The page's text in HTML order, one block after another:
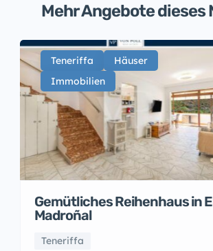
Mehr Angebote dieses
Teneriffa
Häuser
Immobilien
Gemütliches Reihenhaus in
Madroñal
Teneriffa